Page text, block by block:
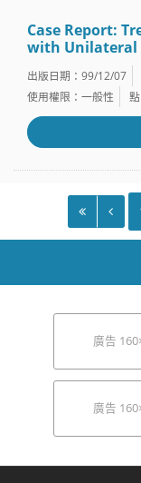
Case Report:
with Unilateral
出版日期：99/12/07
使用權限：一般性
廣告
廣告